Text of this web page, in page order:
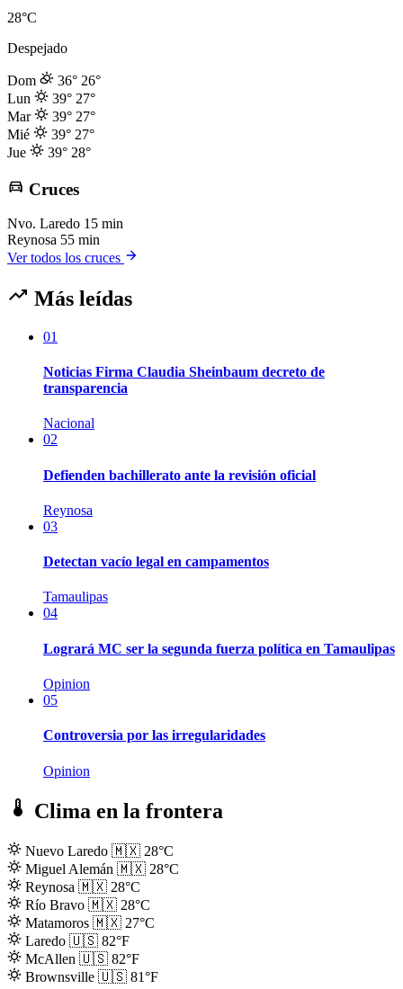
28°C
Despejado
Dom 36° 26°
Lun
39° 27°
Mar
39° 27°
Mié
39° 27°
Jue
39° 28°
Cruces
Nvo. Laredo 15 min
Reynosa 55 min
Ver todos los cruces
Más leídas
01
Noticias Firma Claudia Sheinbaum decreto de
transparencia
Nacional
02
Defienden bachillerato ante la revisión oficial
Reynosa
03
Detectan vacío legal en campamentos
Tamaulipas
04
Logrará MC ser la segunda fuerza política en Tamaulipas
Opinion
05
Controversia por las irregularidades
Opinion
Clima en la frontera
Nuevo Laredo 🇲🇽 28°C
Miguel Alemán 🇲🇽 28°C
Reynosa 🇲🇽 28°C
Río Bravo 🇲🇽 28°C
Matamoros 🇲🇽 27°C
Laredo 🇺🇸 82°F
McAllen 🇺🇸 82°F
Brownsville 🇺🇸 81°F